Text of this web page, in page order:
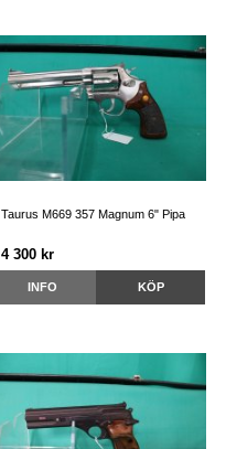
Taurus M669 357 Magnum 6" Pipa
4 300 kr
INFO KÖP